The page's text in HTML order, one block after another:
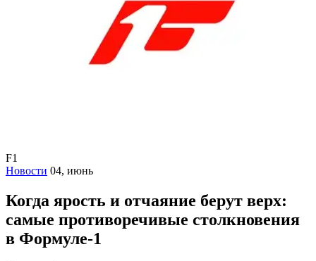
F1
Новости 04, июнь
Когда ярость и отчаяние берут верх:
самые противоречивые столкновения
в Формуле-1